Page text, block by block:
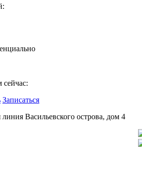
сейчас:
Записаться
Васильевского острова, дом 4